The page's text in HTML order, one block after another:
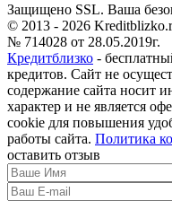
Защищено SSL. Ваша
© 2013 - 2026
№ 714028 от 28.05.2019г.
Кредитблизко -
кредитов. Сайт не
содержание сайта носит
характер и не является
cookie для повышения
работы сайта. Политика
оставить отзыв